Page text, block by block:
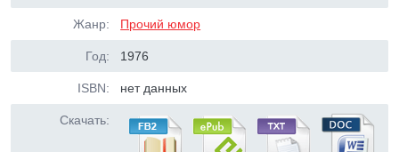
Жанр: Прочий юмор
Год: 1976
ISBN: нет данных
Скачать: